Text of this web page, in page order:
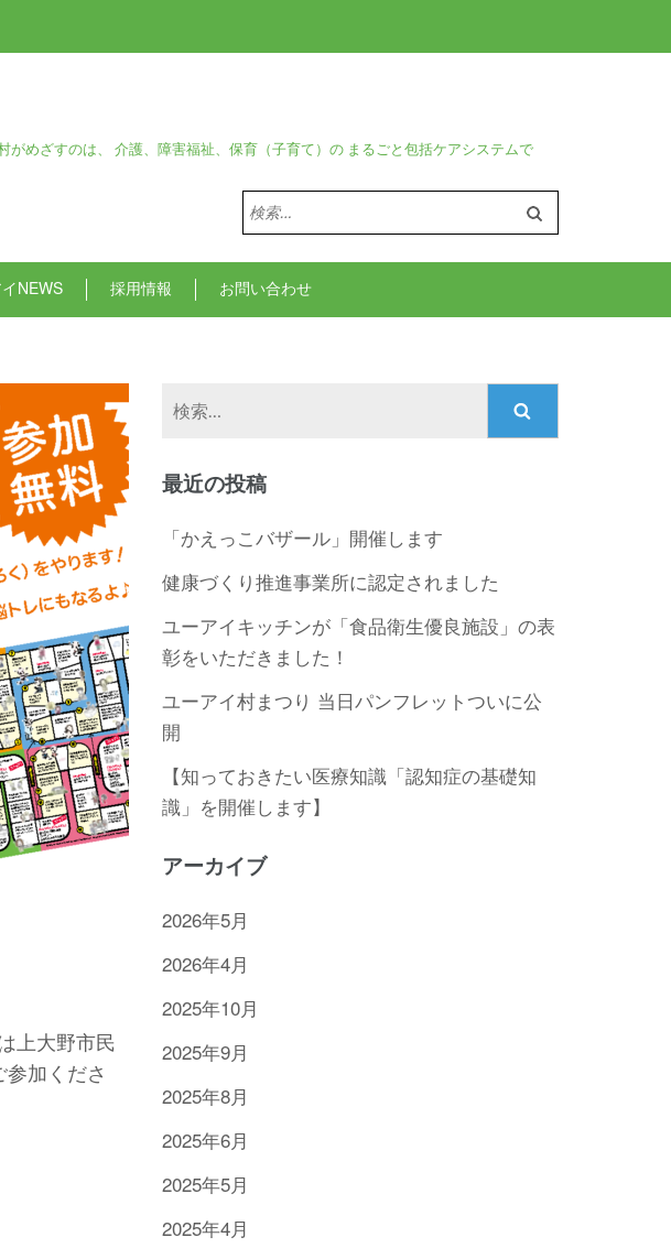
めざすのは、 介護、障害福祉、保育（子育て）の まるごと包括ケアシステムで
検
索:
NEWS 採用情報 お問い合わせ
上大野市民
加くださ
最近の投稿
「かえっこバザール」開催します
健康づくり推進事業所に認定されました
ユーアイキッチンが「食品衛生優良施設」の表
彰をいただきました！
ユーアイ村まつり 当日パンフレットついに公
開
【知っておきたい医療知識「認知症の基礎知
識」を開催します】
アーカイブ
2026年5月
2026年4月
2025年10月
2025年9月
2025年8月
2025年6月
2025年5月
2025年4月